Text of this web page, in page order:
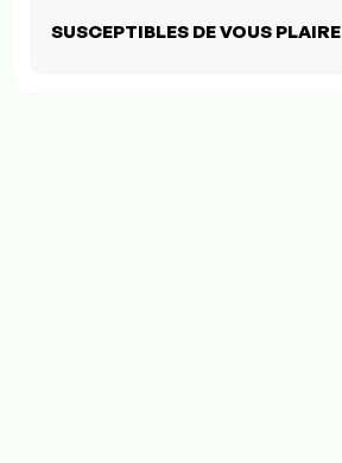
SUSCEPTIBLES DE VOUS PLAIRE